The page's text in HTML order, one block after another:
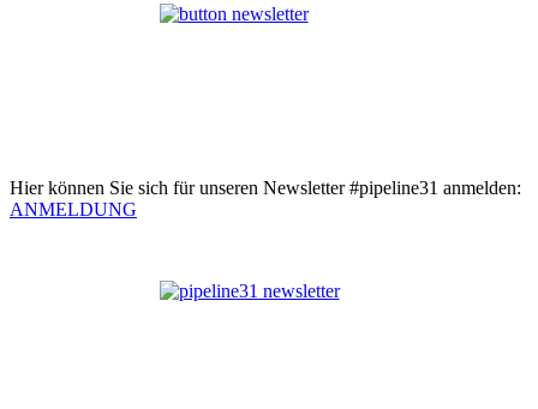
Hier können Sie sich für unseren Newsletter #pipeline31 anmelden:
ANMELDUNG